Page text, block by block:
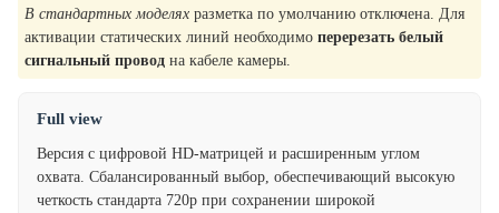
В стандартных моделях разметка по умолчанию отключена. Для
активации статических линий необходимо перерезать белый
сигнальный провод на кабеле камеры.
Full view
Версия с цифровой HD-матрицей и расширенным углом
охвата. Сбалансированный выбор, обеспечивающий высокую
четкость стандарта 720p при сохранении широкой